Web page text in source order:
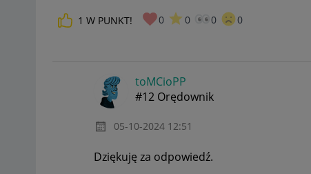
1 W PUNKT! 0 0 0 0
toMCioPP
#12 Orędownik
‎05-10-2024 12:51
Dziękuję za odpowiedź.